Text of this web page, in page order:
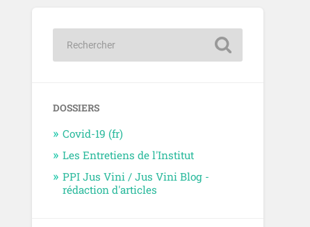
DOSSIERS
Covid-19 (fr)
Les Entretiens de l'Institut
PPI Jus Vini / Jus Vini Blog -
rédaction d'articles